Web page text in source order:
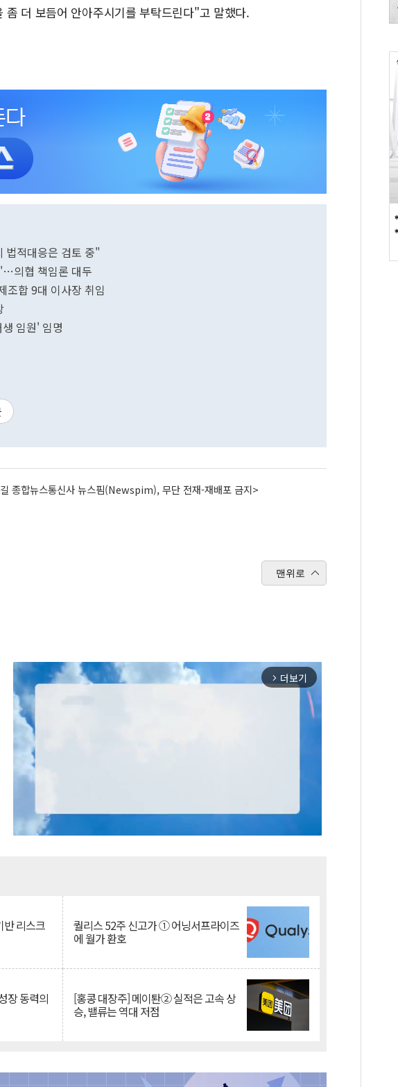
더 보듬어 안아주시기를 부탁드린다"고 말했다.
법적대응은 검토 중"
의협 책임론 대두
조합 9대 이사장 취임
임원' 임명
종합뉴스통신사 뉴스핌(Newspim), 무단 전재-재배포 금지>
맨위로
arrow_forward_ios 더보기
리스크 퀄리스 52주 신고가 ① 어닝서프라이즈
에 월가 환호
장 동력의 [홍콩 대장주] 메이퇀② 실적은 고속 상
승, 밸류는 역대 저점